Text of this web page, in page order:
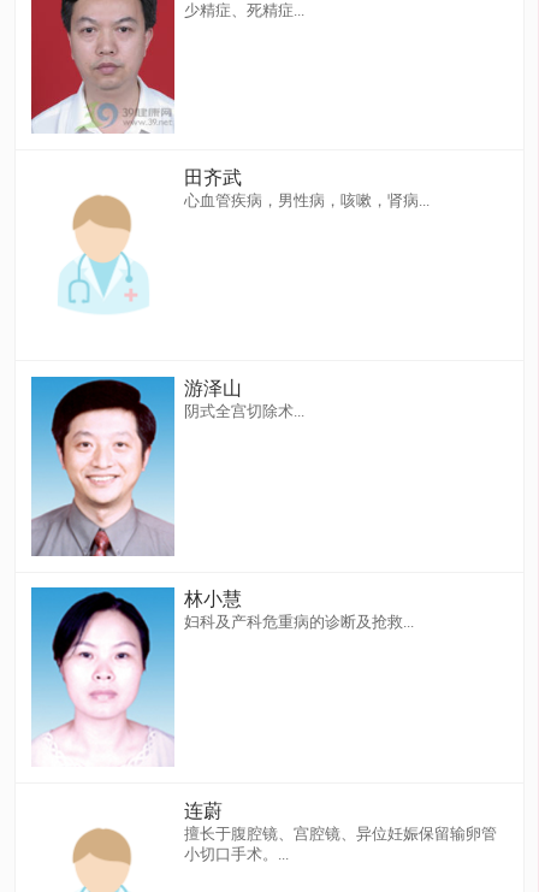
少精症、死精症...
田齐武
心血管疾病，男性病，咳嗽，肾病...
游泽山
阴式全宫切除术...
林小慧
妇科及产科危重病的诊断及抢救...
连蔚
擅长于腹腔镜、宫腔镜、异位妊娠保留输卵管
小切口手术。...